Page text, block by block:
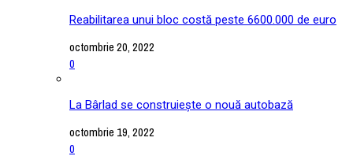
Reabilitarea unui bloc costă peste 6600.000 de euro
octombrie 20, 2022
0
La Bârlad se construiește o nouă autobază
octombrie 19, 2022
0